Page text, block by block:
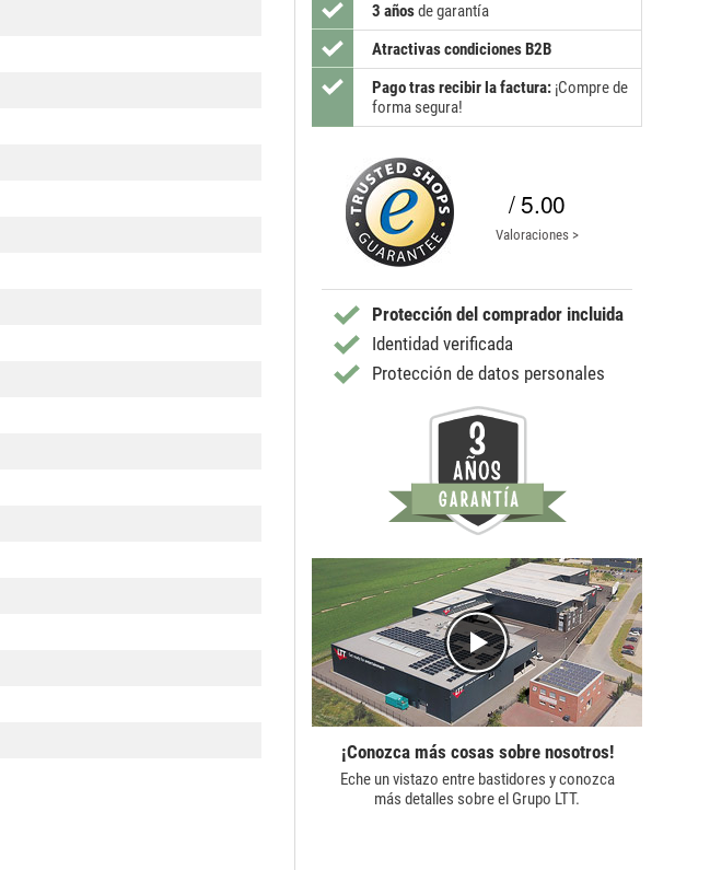
3 añosde garantía
Atractivas condiciones B2B
Pago tras recibir la factura: ¡Compre de
forma segura!
/ 5.00
Valoraciones >
Protección del comprador incluida
Identidad verificada
Protección de datos personales
¡Conozca más cosas sobre nosotros!
Eche un vistazo entre bastidores y conozca
más detalles sobre el Grupo LTT.